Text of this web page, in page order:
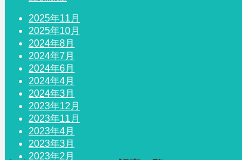
2025年11月
2025年10月
2024年8月
2024年7月
2024年6月
2024年4月
2024年3月
2023年12月
2023年11月
2023年4月
2023年3月
2023年2月